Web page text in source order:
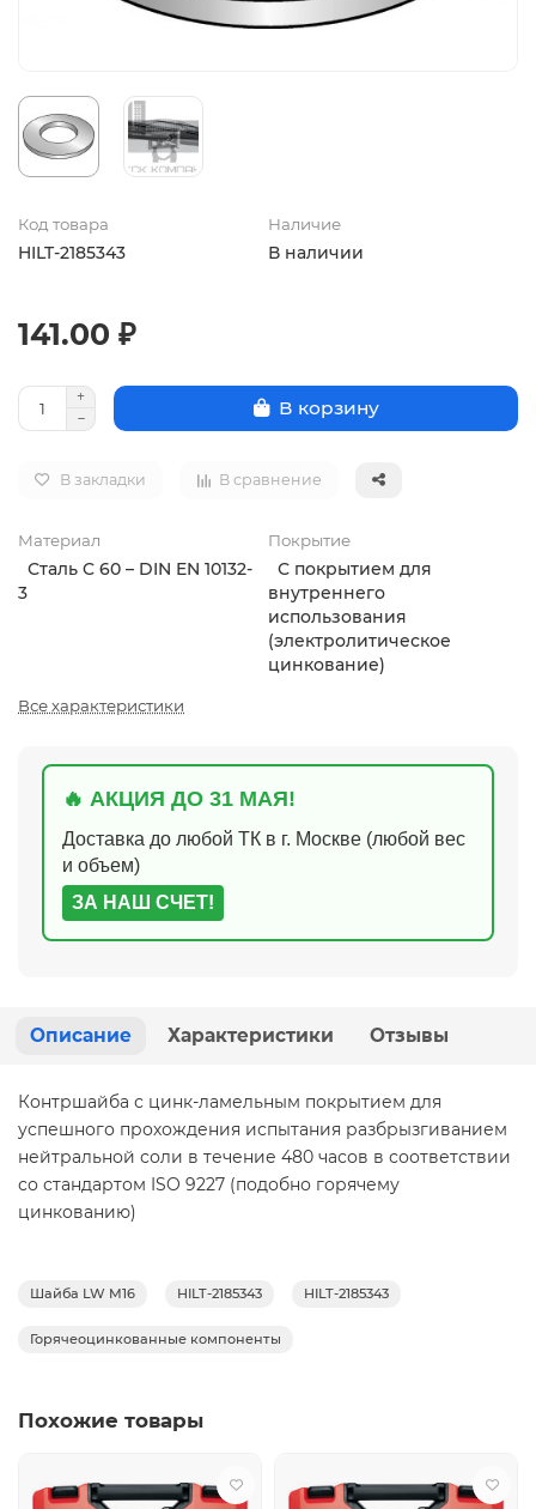
Код товара
HILT-2185343
Наличие
В наличии
141.00 ₽
В корзину
В закладки В сравнение
Материал
Сталь C 60 – DIN EN 10132-
3
Покрытие
С покрытием для
внутреннего
использования
(электролитическое
цинкование)
Все характеристики
🔥 АКЦИЯ ДО 31 МАЯ!
Доставка до любой ТК в г. Москве (любой вес
и объем)
ЗА НАШ СЧЕТ!
Описание Характеристики Отзывы
Контршайба с цинк-ламельным покрытием для
успешного прохождения испытания разбрызгиванием
нейтральной соли в течение 480 часов в соответствии
со стандартом ISO 9227 (подобно горячему
цинкованию)
Шайба LW M16 HILT-2185343 HILT-2185343
Горячеоцинкованные компоненты
Похожие товары